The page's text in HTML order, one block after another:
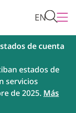
EN
de cuenta
estados de
servicios
de 2025. Más